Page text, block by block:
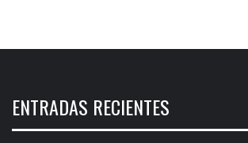
ENTRADAS RECIENTES